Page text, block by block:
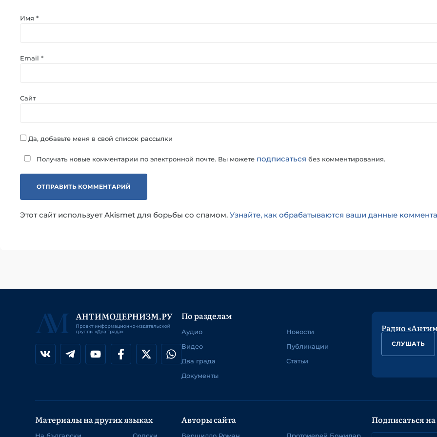
Имя *
Email *
Сайт
Да, добавьте меня в свой список рассылки
Получать новые комментарии по электронной почте. Вы можете подписаться без комментирования.
Этот сайт использует Akismet для борьбы со спамом. Узнайте, как обрабатываются ваши данные
По разделам
Аудио
Видео
Два града
Документы
Новости
Публикации
Статьи
Радио
СЛУШАТЬ
Материалы на других языках Авторы сайта Подписаться